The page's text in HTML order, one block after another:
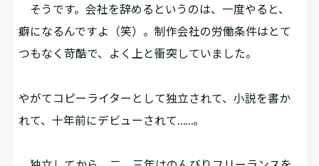
そうです。会社を辞めるというのは、一度やると、
癖になるんですよ（笑）。制作会社の労働条件はとて
つもなく苛酷で、よく上と衝突していました。
――やがてコピーライターとして独立されて、小説を書か
れて、十年前にデビューされて……。